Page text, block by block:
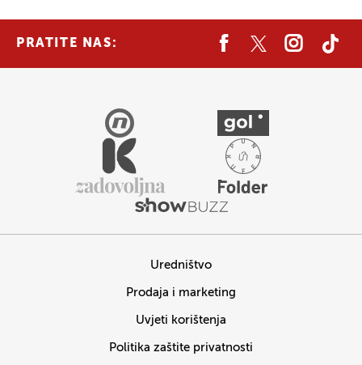
PRATITE NAS:
Uredništvo
Prodaja i marketing
Uvjeti korištenja
Politika zaštite privatnosti